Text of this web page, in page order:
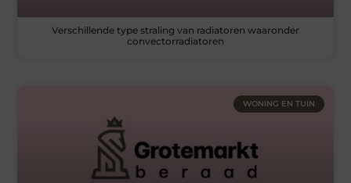
Verschillende type straling van radiatoren waaronder
convectorradiatoren
WONING EN TUIN